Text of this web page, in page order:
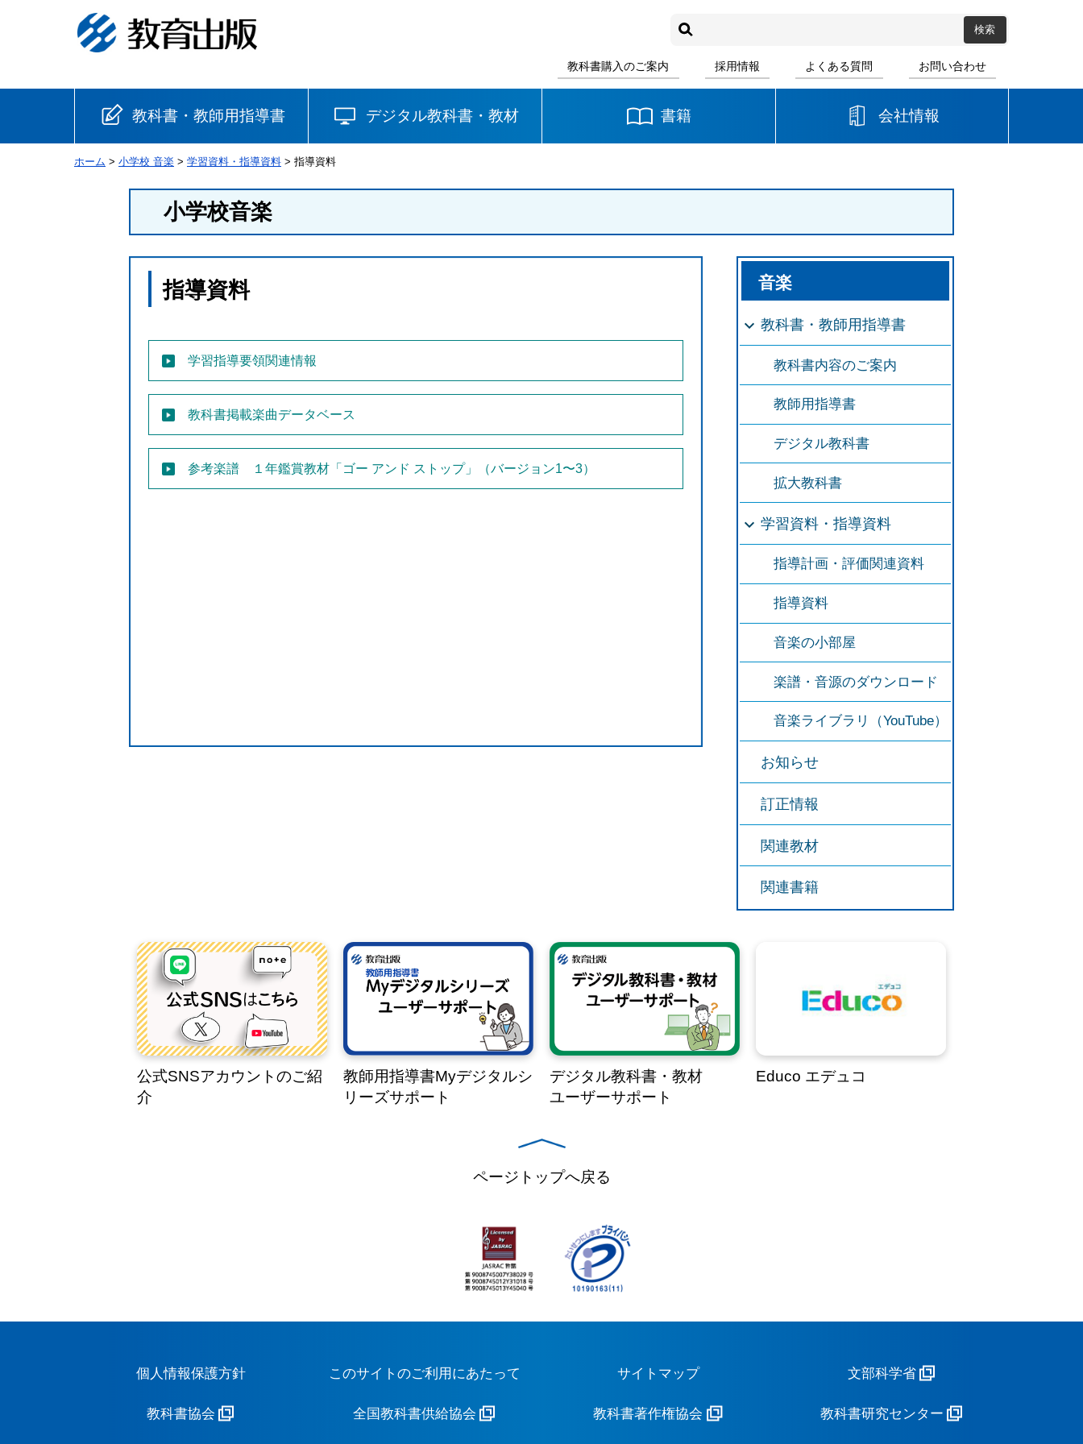
教科書購入のご案内 採用情報 よくある質問 お問い合わせ
教科書・教師用指導書
小学校
書写
算数 理科 生活
英語
数学 理科 音楽
デジタル教科書・教材 書籍 会社情報
ホーム > 小学校 音楽 > 学習資料・指導資料 > 指導資料
小学校音楽
指導資料
学習指導要領関連情報
教科書掲載楽曲データベース
参考楽譜 １年鑑賞教材「ゴー アンド ストップ」（バージョン1〜3）
音楽
教科書・教師用指導書
教科書内容のご案内
教師用指導書
デジタル教科書
拡大教科書
学習資料・指導資料
指導計画・評価関連資料
指導資料
音楽の小部屋
楽譜・音源のダウンロード
音楽ライブラリ（YouTube）
お知らせ
訂正情報
関連教材
関連書籍
公式SNSアカウントのご紹
介
教師用指導書Myデジタルシ
リーズサポート
デジタル教科書・教材
ユーザーサポート
Educo エデュコ
ページトップへ戻る
個人情報保護方針 このサイトのご利用にあたって サイトマップ 文部科学省
教科書協会 全国教科書供給協会 教科書著作権協会 教科書研究センター